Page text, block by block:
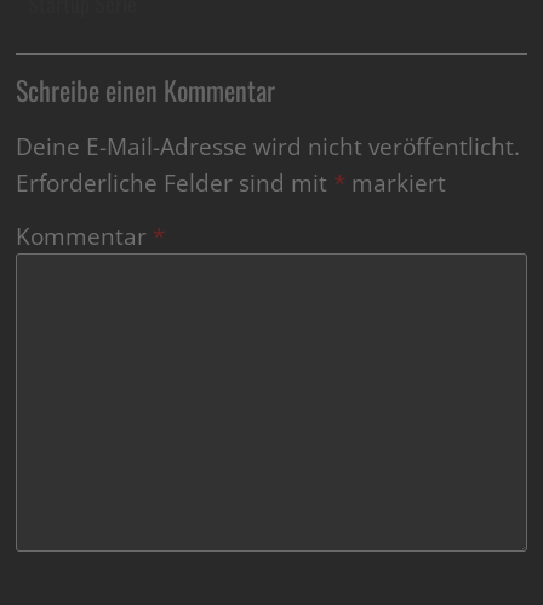
Schreibe einen Kommentar
Deine E-Mail-Adresse wird nicht veröffentlicht.
Erforderliche Felder sind mit * markiert
Kommentar *